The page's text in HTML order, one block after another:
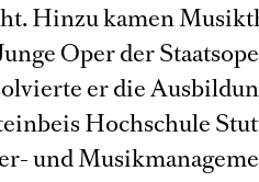
Hinzu kamen
Oper der
er die
Hochschule
und